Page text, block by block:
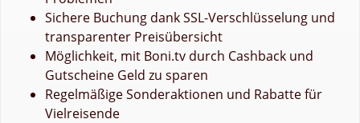
Sichere Buchung dank SSL-Verschlüsselung und
transparenter Preisübersicht
Möglichkeit, mit Boni.tv durch Cashback und
Gutscheine Geld zu sparen
Regelmäßige Sonderaktionen und Rabatte für
Vielreisende